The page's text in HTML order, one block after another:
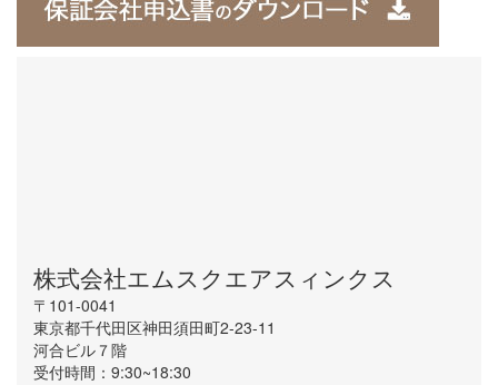
株式会社エムスクエアスィンクス
〒101-0041
東京都千代田区神田須田町2-23-11
河合ビル７階
受付時間：9:30~18:30